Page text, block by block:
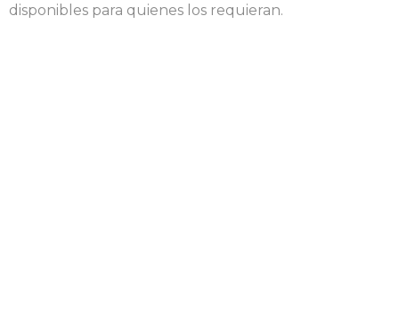
disponibles para quienes los requieran.